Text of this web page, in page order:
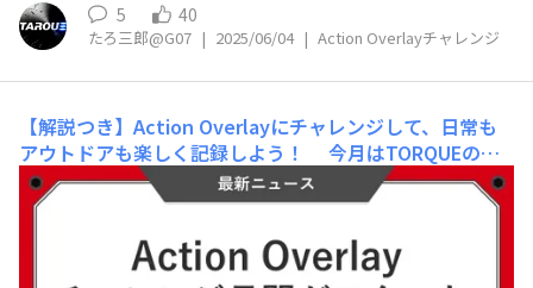
5 40
たろ三郎@G07 | 2025/06/04 | Action Overlayチャレンジ
【解説つき】Action Overlayにチャレンジして、日常も
アウトドアも楽しく記録しよう！
今月はTORQUEのカ
メラ機能「Action Overlay」の写真を投稿いただくチャ
レンジ月間に決定！まだ使ったことがない方も、この機会
車移動、休日のアクティビティから、本格的なアウトドア